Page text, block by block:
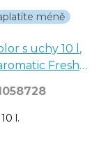
méně
s uchy 10 l,
Fresh
l.